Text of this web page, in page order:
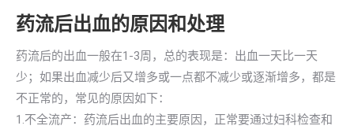
药流后出血的原因和处理
药流后的出血一般在1-3周，总的表现是：出血一天比一天
少；如果出血减少后又增多或一点都不减少或逐渐增多，都是
不正常的，常见的原因如下：
1.不全流产：药流后出血的主要原因，正常要通过妇科检查和